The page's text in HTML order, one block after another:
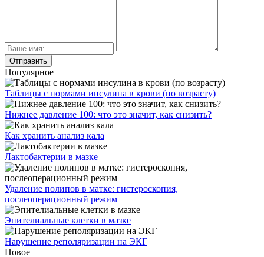
Популярное
Таблицы с нормами инсулина в крови (по возрасту)
Нижнее давление 100: что это значит, как снизить?
Как хранить анализ кала
Лактобактерии в мазке
Удаление полипов в матке: гистероскопия,
послеоперационный режим
Эпителиальные клетки в мазке
Нарушение реполяризации на ЭКГ
Новое